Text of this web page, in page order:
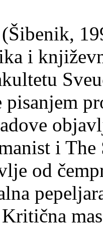
i
pisanjem
i
od